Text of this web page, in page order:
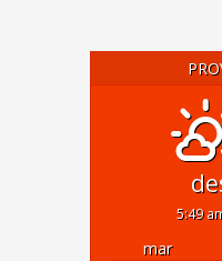
5:49
mar